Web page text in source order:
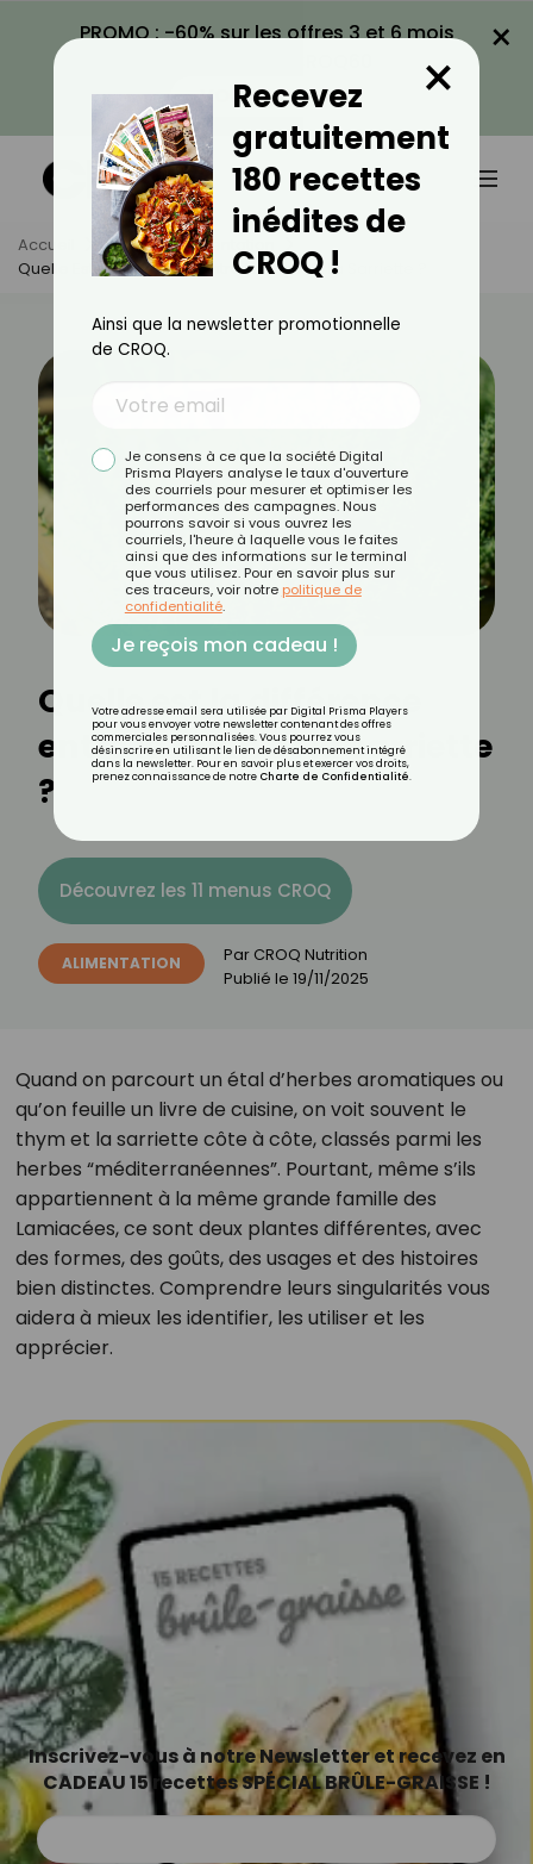
PROMO : -60% sur les offres 3 et 6 mois
VOIR LA PROMO
×
Accueil Actus
Alimentation
Quelle Est La Différence Entre Le Thym Et La Sarriette ?
Quelle est la différence
entre le thym et la sarriette
?
Découvrez les 11 menus CROQ
ALIMENTATION Par CROQ Nutrition
Publié le 19/11/2025
Quand on parcourt un étal d’herbes aromatiques ou
qu’on feuille un livre de cuisine, on voit souvent le
thym et la sarriette côte à côte, classés parmi les
herbes “méditerranéennes”. Pourtant, même s’ils
appartiennent à la même grande famille des
Lamiacées, ce sont deux plantes différentes, avec
des formes, des goûts, des usages et des histoires
bien distinctes. Comprendre leurs singularités vous
aidera à mieux les identifier, les utiliser et les
apprécier.
Inscrivez-vous à notre Newsletter et recevez en
CADEAU 15 recettes SPÉCIAL BRÛLE-GRAISSE !
Recevez
gratuitement
180 recettes
inédites de
CROQ !
×
Ainsi que la newsletter promotionnelle
de CROQ.
Je consens à ce que la société Digital
Prisma Players analyse le taux d'ouverture
des courriels pour mesurer et optimiser les
performances des campagnes. Nous
pourrons savoir si vous ouvrez les
courriels, l'heure à laquelle vous le faites
ainsi que des informations sur le terminal
que vous utilisez. Pour en savoir plus sur
ces traceurs, voir notre politique de
confidentialité.
Je reçois mon cadeau !
Votre adresse email sera utilisée par Digital Prisma Players
pour vous envoyer votre newsletter contenant des offres
commerciales personnalisées. Vous pourrez vous
désinscrire en utilisant le lien de désabonnement intégré
dans la newsletter. Pour en savoir plus et exercer vos droits,
prenez connaissance de notre Charte de Confidentialité.